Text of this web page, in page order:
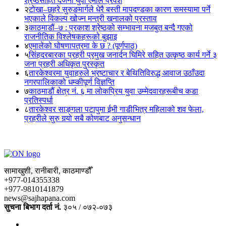
२टोखा–छहरे सुरुङमार्गले धेरै बस्ती मापदण्डका कारण समस्यामा पर्ने
भएकाले विकल्प खोज्न मन्त्री खनालको प्रस्ताव
३काठमाडौं–७ : प्रकाश श्रेष्ठको सम्भावना मजबुत बन्दै गएको
राजनीतिक विश्लेषकहरूको बुझाइ
४एमालेको घोषणापत्रमा के छ ? (पूर्णपाठ)
५सिंहदरबारका प्रहरी प्रमुख जनार्दन घिमिरे सहित उत्कृष्ठ कार्य गर्ने ३
जना प्रहरी अधिकृत पुरस्कृत
६तारकेश्वरमा युवाहरुले भ्रष्टाचार र बेथितिविरुद्ध आवाज उठाँउदा
नगरपालिकाको धम्कीपूर्ण विज्ञप्ति
७काठमाडौं क्षेत्र नं. ६ मा लोकप्रिय युवा उम्मेदवारहरूबीच कडा
प्रतिस्पर्धा
८तारकेश्वर साङ्गला पटापुमा ईभी गाडीभित्र महिलाको शव फेला,
प्रहरीले सुरु गर्‍यो सबै कोणबाट अनुसन्धान
सामाखुशी, रानीबारी, काठमाण्डौँ
+977-014355338
+977-9810141879
news@sajhapana.com
सुचना बिभाग दर्ता नं. ३०५ / ०७२-०७३